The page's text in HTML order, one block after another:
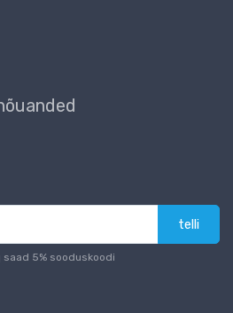
telli
5% sooduskoodi